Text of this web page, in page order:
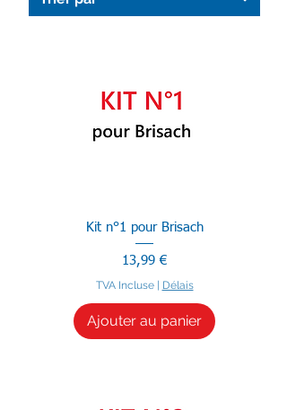
Kit n°1 pour Brisach
Prix
13,99 €
TVA Incluse| Délais
Ajouter au panier